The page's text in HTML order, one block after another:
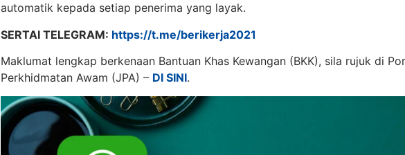
automatik kepada setiap penerima yang layak.
SERTAI TELEGRAM: https://t.me/berikerja2021
Maklumat lengkap berkenaan Bantuan Khas Kewangan (BKK), sila rujuk di
Perkhidmatan Awam (JPA) – DI SINI.